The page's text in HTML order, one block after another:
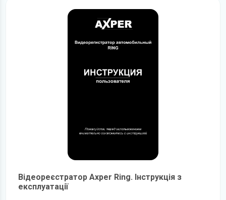
Відеореєстратор Axper Ring. Інструкція з
експлуатації